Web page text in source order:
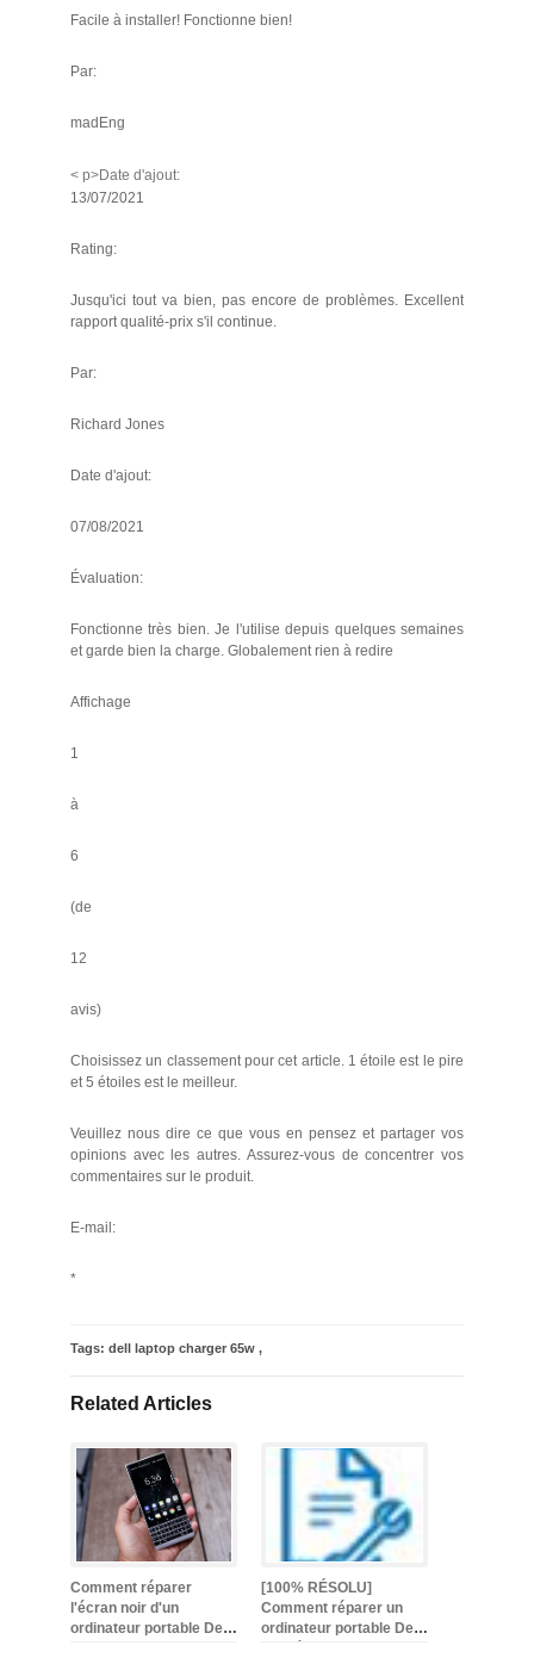
Facile à installer! Fonctionne bien!
Par:
madEng
< p>Date d'ajout:
13/07/2021
Rating:
Jusqu'ici tout va bien, pas encore de problèmes. Excellent
rapport qualité-prix s'il continue.
Par:
Richard Jones
Date d'ajout:
07/08/2021
Évaluation:
Fonctionne très bien. Je l'utilise depuis quelques semaines
et garde bien la charge. Globalement rien à redire
Affichage
1
à
6
(de
12
avis)
Choisissez un classement pour cet article. 1 étoile est le pire
et 5 étoiles est le meilleur.
Veuillez nous dire ce que vous en pensez et partager vos
opinions avec les autres. Assurez-vous de concentrer vos
commentaires sur le produit.
E-mail:
*
Tags: dell laptop charger 65w ,
Related Articles
Comment réparer
l'écran noir d'un
ordinateur portable Dell
[100% RÉSOLU]
Comment réparer un
ordinateur portable Dell